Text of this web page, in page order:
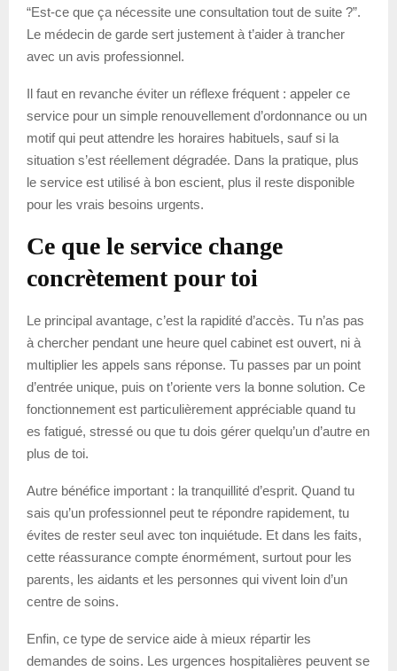
“Est-ce que ça nécessite une consultation tout de suite ?”.
Le médecin de garde sert justement à t’aider à trancher
avec un avis professionnel.
Il faut en revanche éviter un réflexe fréquent : appeler ce
service pour un simple renouvellement d’ordonnance ou un
motif qui peut attendre les horaires habituels, sauf si la
situation s’est réellement dégradée. Dans la pratique, plus
le service est utilisé à bon escient, plus il reste disponible
pour les vrais besoins urgents.
Ce que le service change
concrètement pour toi
Le principal avantage, c’est la rapidité d’accès. Tu n’as pas
à chercher pendant une heure quel cabinet est ouvert, ni à
multiplier les appels sans réponse. Tu passes par un point
d’entrée unique, puis on t’oriente vers la bonne solution. Ce
fonctionnement est particulièrement appréciable quand tu
es fatigué, stressé ou que tu dois gérer quelqu’un d’autre en
plus de toi.
Autre bénéfice important : la tranquillité d’esprit. Quand tu
sais qu’un professionnel peut te répondre rapidement, tu
évites de rester seul avec ton inquiétude. Et dans les faits,
cette réassurance compte énormément, surtout pour les
parents, les aidants et les personnes qui vivent loin d’un
centre de soins.
Enfin, ce type de service aide à mieux répartir les
demandes de soins. Les urgences hospitalières peuvent se